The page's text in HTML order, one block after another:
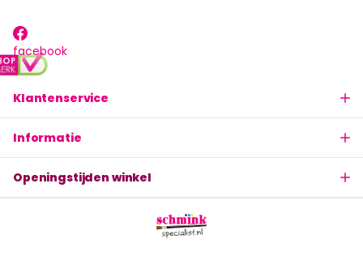
Klantenservice
Informatie
Openingstijden winkel
facebook